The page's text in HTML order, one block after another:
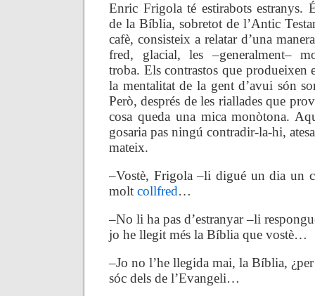
Enric Frigola té estirabots estranys.
de la Bíblia, sobretot de l’Antic
cafè, consisteix a relatar d’una
fred, glacial, les –generalment–
troba. Els contrastos que produeixen
la mentalitat de la gent d’avui són
Però, després de les riallades que
cosa queda una mica monòtona.
gosaria pas ningú contradir-la-hi,
mateix.
–Vostè, Frigola –li digué un dia un
molt collfred…
–No li ha pas d’estranyar –li
jo he llegit més la Bíblia que vostè…
–Jo no l’he llegida mai, la Bíblia,
sóc dels de l’Evangeli…